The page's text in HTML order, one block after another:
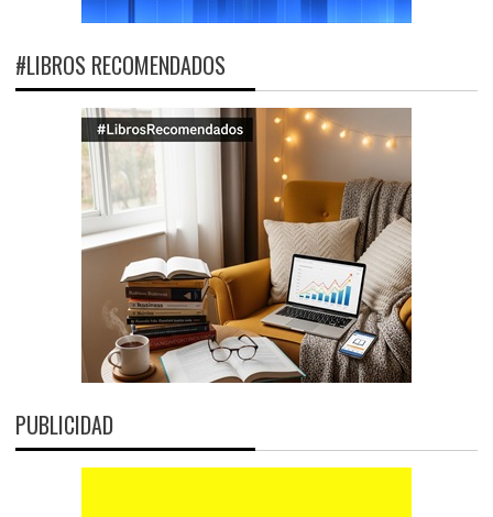
#LIBROS RECOMENDADOS
PUBLICIDAD